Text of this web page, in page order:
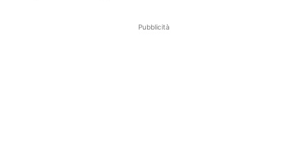
Pubblicità